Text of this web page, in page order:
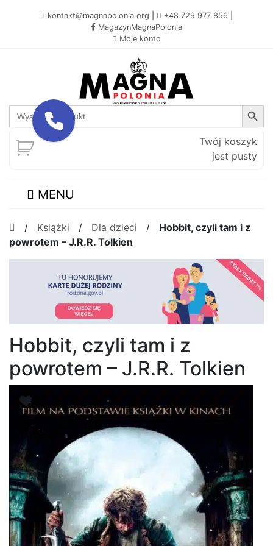
kontakt@magnapolonia.org +48 729 977 856
MagazynMagnaPolonia
Moje konto
Search
for:
Search Button
Twój koszyk
jest pusty
MENU
/ Książki / Dla dzieci / Hobbit, czyli tam i z
powrotem – J.R.R. Tolkien
Hobbit, czyli tam i z
powrotem – J.R.R. Tolkien